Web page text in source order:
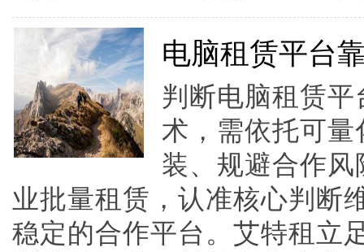
电脑租赁平台
判断电脑租赁
术，需依托可
装、规避合作
业批量租赁，认准核心判断
稳定的合作平台。艾特租立